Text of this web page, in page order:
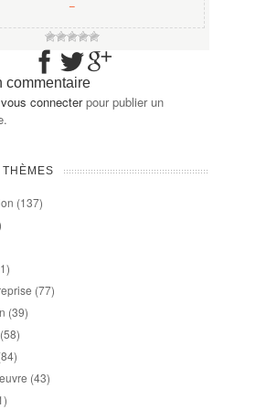
−
commentaire
vous connecterpour publier un
(137)
(77)
(39)
(58)
(43)